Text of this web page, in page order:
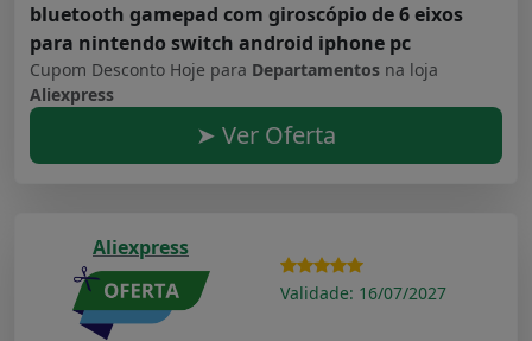
bluetooth gamepad com giroscópio de 6 eixos
para nintendo switch android iphone pc
Cupom Desconto Hoje para Departamentos na loja
Aliexpress
➤ Ver Oferta
Aliexpress
Validade: 16/07/2027